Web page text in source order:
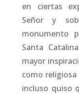
en ciertas
Señor y
monumento
Santa
mayor
como
incluso quiso